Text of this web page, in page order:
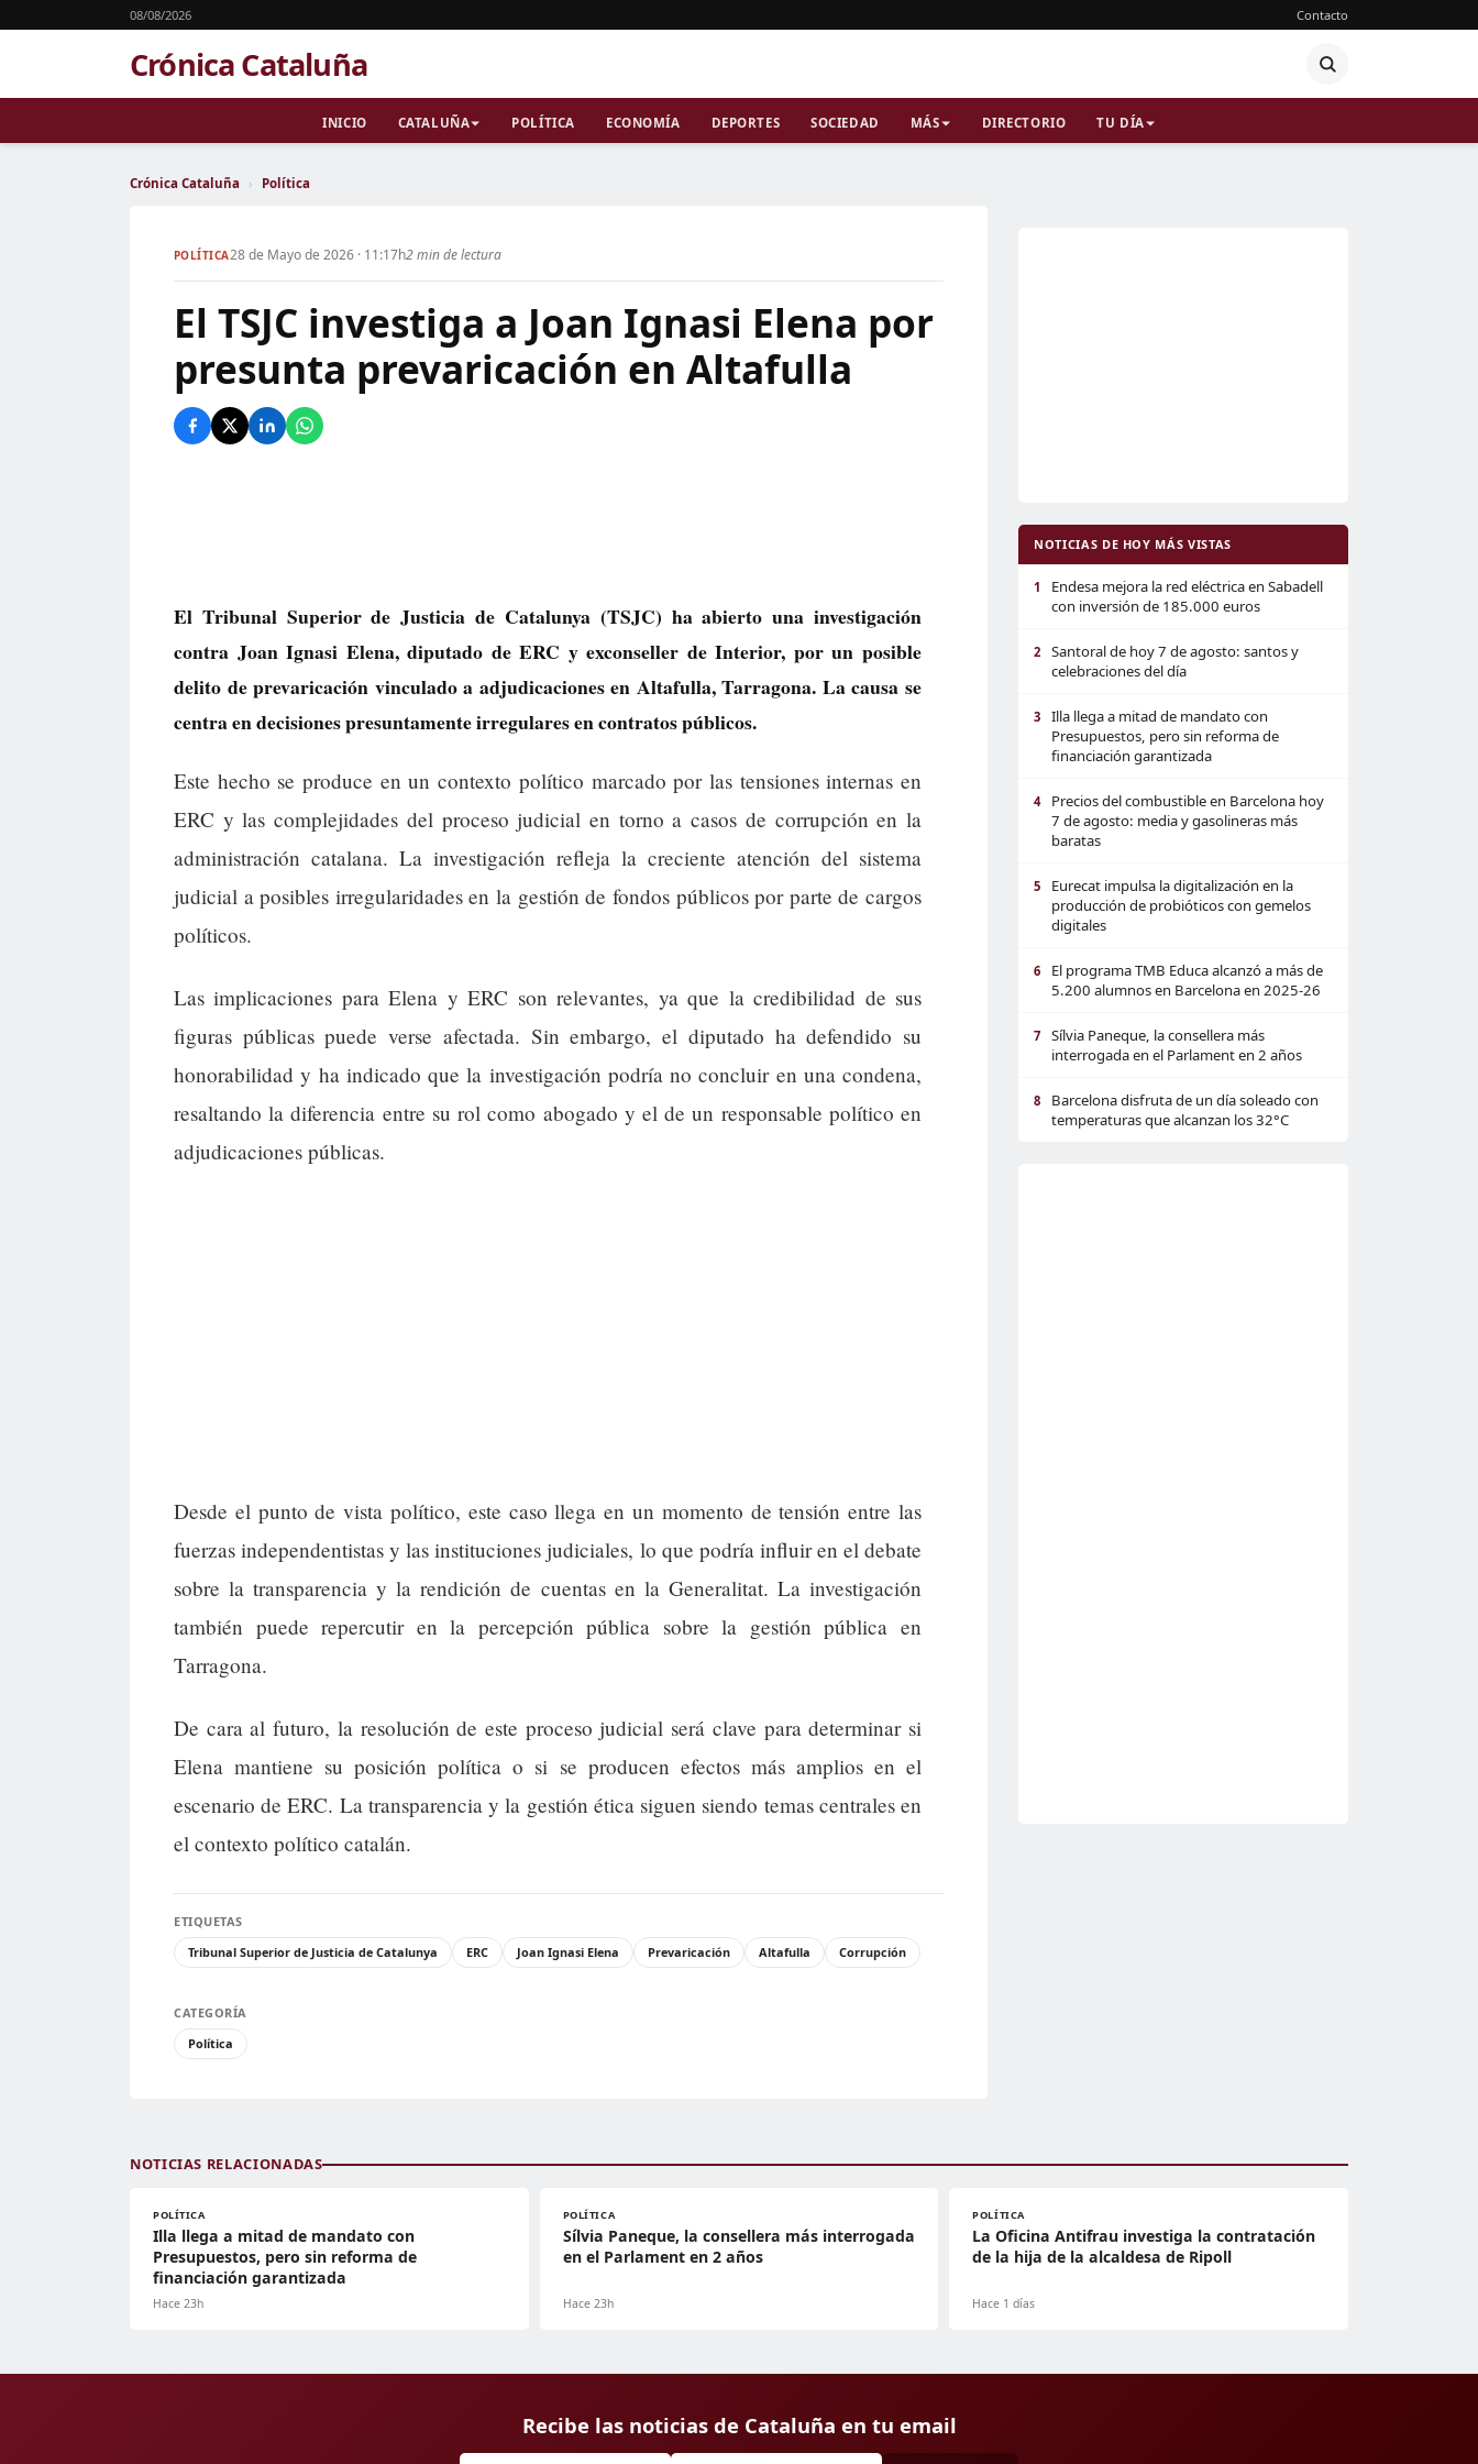
08/08/2026 Contacto
Crónica Cataluña
INICIO CATALUÑA POLÍTICA ECONOMÍA DEPORTES SOCIEDAD MÁS DIRECTORIO TU DÍA
Crónica Cataluña › Política
POLÍTICA28 de Mayo de 2026 · 11:17h2 min de lectura
El TSJC investiga a Joan Ignasi Elena por
presunta prevaricación en Altafulla
El Tribunal Superior de Justicia de Catalunya (TSJC) ha abierto una investigación
contra Joan Ignasi Elena, diputado de ERC y exconseller de Interior, por un posible
delito de prevaricación vinculado a adjudicaciones en Altafulla, Tarragona. La causa se
centra en decisiones presuntamente irregulares en contratos públicos.
Este hecho se produce en un contexto político marcado por las tensiones internas en
ERC y las complejidades del proceso judicial en torno a casos de corrupción en la
administración catalana. La investigación refleja la creciente atención del sistema
judicial a posibles irregularidades en la gestión de fondos públicos por parte de cargos
políticos.
Las implicaciones para Elena y ERC son relevantes, ya que la credibilidad de sus
figuras públicas puede verse afectada. Sin embargo, el diputado ha defendido su
honorabilidad y ha indicado que la investigación podría no concluir en una condena,
resaltando la diferencia entre su rol como abogado y el de un responsable político en
adjudicaciones públicas.
Desde el punto de vista político, este caso llega en un momento de tensión entre las
fuerzas independentistas y las instituciones judiciales, lo que podría influir en el debate
sobre la transparencia y la rendición de cuentas en la Generalitat. La investigación
también puede repercutir en la percepción pública sobre la gestión pública en
Tarragona.
De cara al futuro, la resolución de este proceso judicial será clave para determinar si
Elena mantiene su posición política o si se producen efectos más amplios en el
escenario de ERC. La transparencia y la gestión ética siguen siendo temas centrales en
el contexto político catalán.
ETIQUETAS
Tribunal Superior de Justicia de Catalunya
ERC Joan Ignasi Elena Prevaricación Altafulla Corrupción
CATEGORÍA
Política
NOTICIAS DE HOY MÁS VISTAS
1
Endesa mejora la red eléctrica en Sabadell
con inversión de 185.000 euros
2
Santoral de hoy 7 de agosto: santos y
celebraciones del día
3
Illa llega a mitad de mandato con
Presupuestos, pero sin reforma de
financiación garantizada
4
Precios del combustible en Barcelona hoy
7 de agosto: media y gasolineras más
baratas
5
Eurecat impulsa la digitalización en la
producción de probióticos con gemelos
digitales
6
El programa TMB Educa alcanzó a más de
5.200 alumnos en Barcelona en 2025-26
7
Sílvia Paneque, la consellera más
interrogada en el Parlament en 2 años
8
Barcelona disfruta de un día soleado con
temperaturas que alcanzan los 32°C
NOTICIAS RELACIONADAS
POLÍTICA
Illa llega a mitad de mandato con
Presupuestos, pero sin reforma de
financiación garantizada
Hace 23h
POLÍTICA
Sílvia Paneque, la consellera más interrogada
en el Parlament en 2 años
Hace 23h
POLÍTICA
La Oficina Antifrau investiga la contratación
de la hija de la alcaldesa de Ripoll
Hace 1 días
Recibe las noticias de Cataluña en tu email